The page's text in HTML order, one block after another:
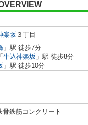
楽坂 ３丁目
」駅 徒歩7分
「 牛込神楽坂 」駅 徒歩8分
」駅 徒歩10分
骨鉄筋コンクリート